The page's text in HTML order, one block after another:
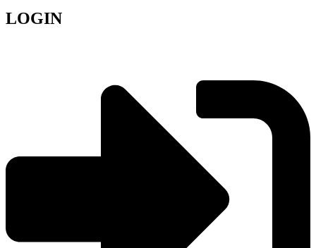
LOGIN